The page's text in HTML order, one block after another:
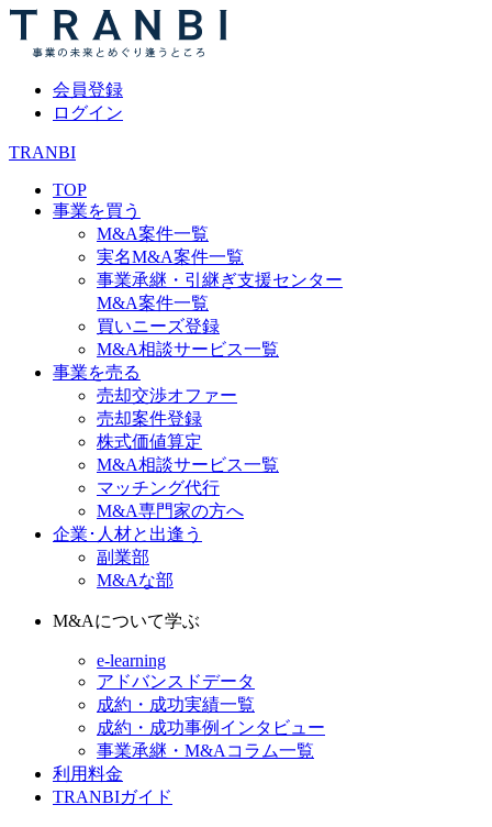
会員登録
ログイン
TRANBI
TOP
事業を買う
M&A案件一覧
実名M&A案件一覧
事業承継・引継ぎ支援センター
M&A案件一覧
買いニーズ登録
M&A相談サービス一覧
事業を売る
売却交渉オファー
売却案件登録
株式価値算定
M&A相談サービス一覧
マッチング代行
M&A専門家の方へ
企業･人材と出逢う
副業部
M&Aな部
M&Aについて学ぶ
e-learning
アドバンスドデータ
成約・成功実績一覧
成約・成功事例インタビュー
事業承継・M&Aコラム一覧
利用料金
TRANBIガイド